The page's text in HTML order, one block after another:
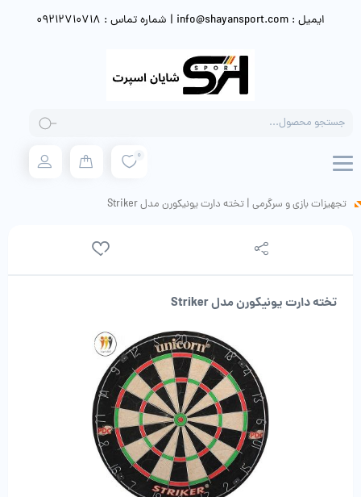
ایمیل : info@shayansport.com | شماره تماس : 09212710718
search
0
تجهیزات بازی و سرگرمی | تخته دارت یونیکورن مدل Striker
تخته دارت یونیکورن مدل Striker